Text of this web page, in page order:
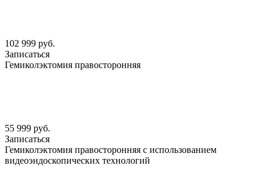
102 999 руб.
Записаться
Гемиколэктомия правосторонняя
55 999 руб.
Записаться
Гемиколэктомия правосторонняя с использованием
видеоэндоскопических технологий